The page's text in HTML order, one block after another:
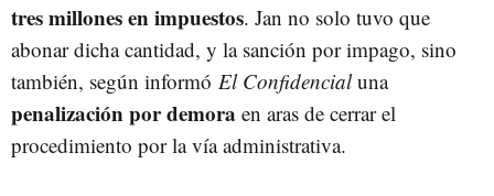
tres millones en impuestos. Jan no solo tuvo que
abonar dicha cantidad, y la sanción por impago, sino
también, según informó El Confidencialuna
penalización por demora en aras de cerrar el
procedimiento por la vía administrativa.